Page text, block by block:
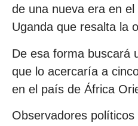
de una nueva era en
Uganda que resalta la
De esa forma buscará
que lo acercaría a
en el país de África
Observadores